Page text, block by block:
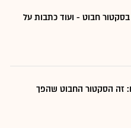
חבוט - ועוד כתבות על
זה הסקטור החבוט שהפך